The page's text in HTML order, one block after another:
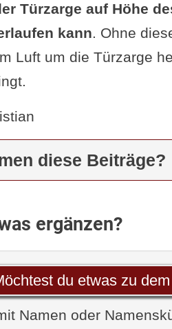
Türzarge auf Höhe
kann. Ohne
Luft um die Türzarge
diese Beiträge?
ergänzen?
du etwas zu
Namen oder